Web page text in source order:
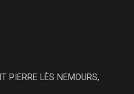
PIERRE LÈS NEMOURS,